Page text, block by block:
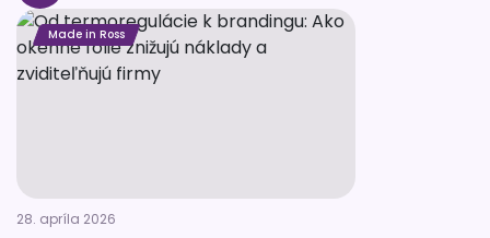
grafika.
Made in Ross
28. apríla 2026